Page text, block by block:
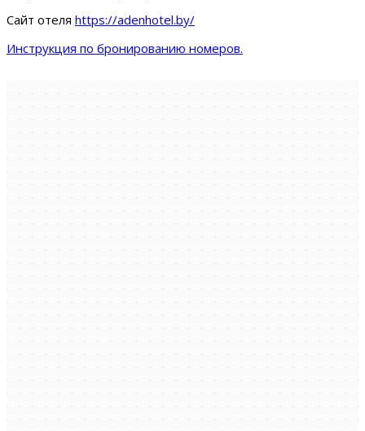
Сайт отеля https://adenhotel.by/
Инструкция по бронированию номеров.